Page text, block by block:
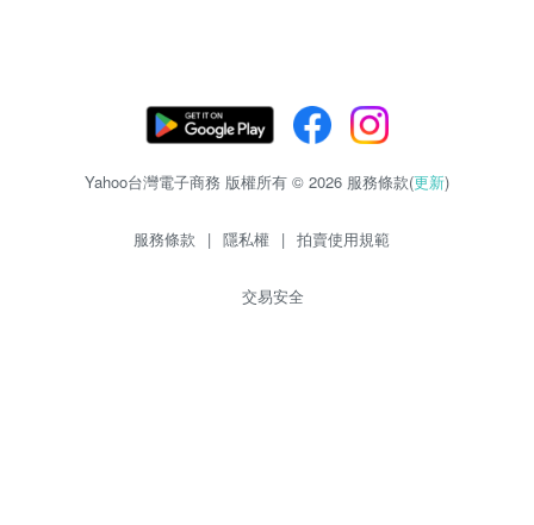
Yahoo台灣電子商務 版權所有 © 2026 服務條款(更新)
服務條款 | 隱私權 | 拍賣使用規範
交易安全